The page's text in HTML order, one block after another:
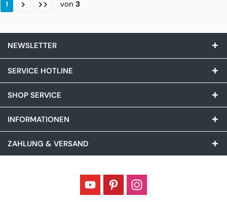
1 von 3
NEWSLETTER
SERVICE HOTLINE
SHOP SERVICE
INFORMATIONEN
ZAHLUNG & VERSAND